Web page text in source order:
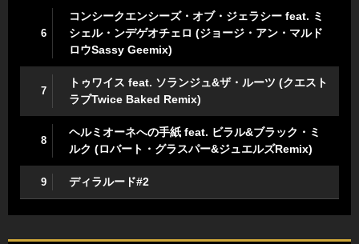
6
コンシークエンシーズ・オブ・ジェラシー feat. ミ
シェル・ンデゲオチェロ (ジョージ・アン・マルド
ロウSassy Geemix)
7
トゥワイス feat. ソランジュ&ザ・ルーツ (クエスト
ラブTwice Baked Remix)
8
ヘルミオーネへの手紙 feat. ビラル&ブラック・ミ
ルク (ロバート・グラスパー&ジュエルズRemix)
9 ディラルード#2